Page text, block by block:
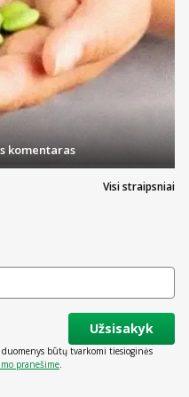
Visi straipsniai
komentaras
Užsisakyk
būtų tvarkomi tiesioginės
pranešime.